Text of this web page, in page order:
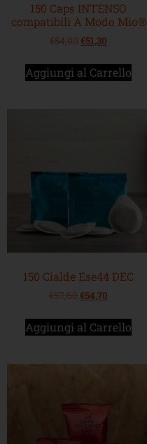
150 Caps INTENSO
compatibili A Modo Mio®
€54,00 €51,30
Aggiungi al Carrello
150 Cialde Ese44 DEC
€57,60 €54,70
Aggiungi al Carrello